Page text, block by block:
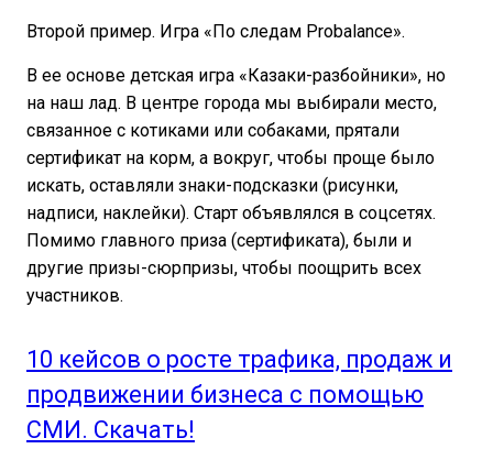
Второй пример. Игра «По следам Probalance».
В ее основе детская игра «Казаки-разбойники», но
на наш лад. В центре города мы выбирали место,
связанное с котиками или собаками, прятали
сертификат на корм, а вокруг, чтобы проще было
искать, оставляли знаки-подсказки (рисунки,
надписи, наклейки). Старт объявлялся в соцсетях.
Помимо главного приза (сертификата), были и
другие призы-сюрпризы, чтобы поощрить всех
участников.
10 кейсов о росте трафика, продаж и
продвижении бизнеса с помощью
СМИ. Скачать!